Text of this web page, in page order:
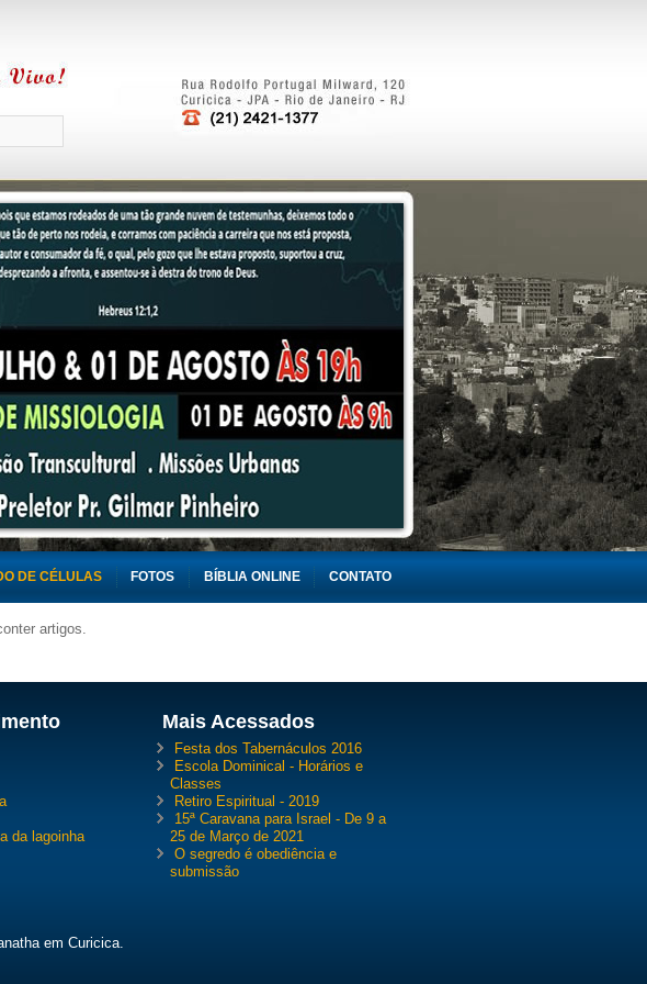
DE CÉLULAS FOTOS BÍBLIA ONLINE CONTATO
artigos.
da lagoinha
Mais Acessados
Festa dos Tabernáculos 2016
Escola Dominical - Horários e
Classes
Retiro Espiritual - 2019
15ª Caravana para Israel - De 9 a
25 de Março de 2021
O segredo é obediência e
submissão
em Curicica.